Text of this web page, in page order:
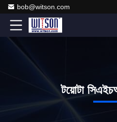
bob@witson.com
টয়োটা